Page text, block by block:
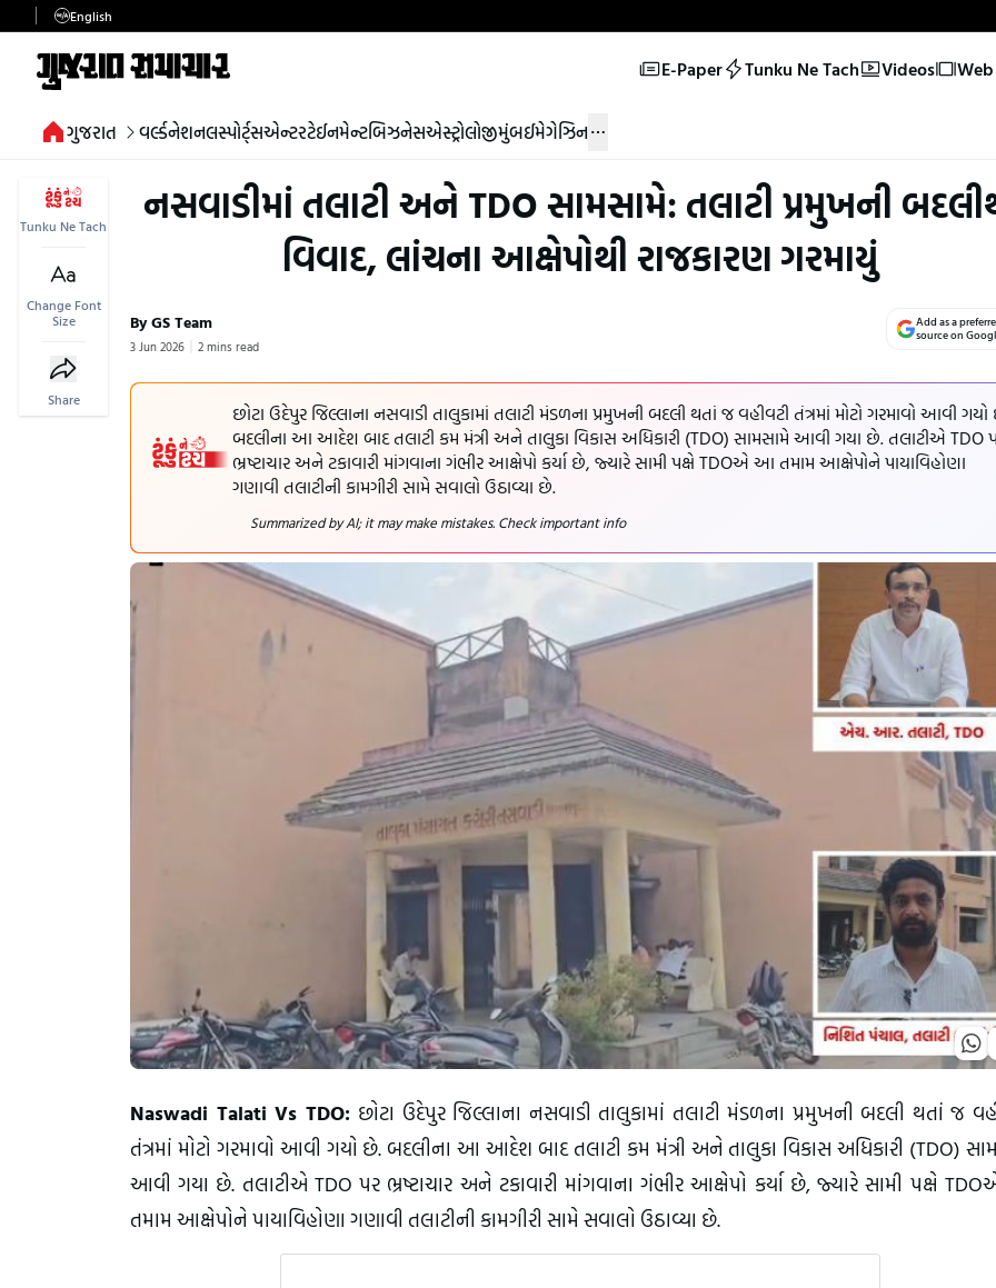
English
E-Paper Tunku Ne Tach Videos
ગુજરાત વર્લ્ડનેશનલસ્પોર્ટ્સએન્ટરટેઈનમેન્ટબિઝનેસએસ્ટ્રોલોજીમુંબઈમેગેઝિન
Tunku Ne Tach
Change Font
Size
Share
નસવાડીમાં તલાટી અને TDO સામસામે: તલાટી પ્રમુખની
વિવાદ, લાંચના આક્ષેપોથી રાજકારણ ગરમાયું
By GS Team
3 Jun 2026 2 mins read
Add as a
source on
છોટા ઉદેપુર જિલ્લાના નસવાડી તાલુકામાં તલાટી મંડળના પ્રમુખની બદલી થતાં જ વહીવટી તંત્રમાં મોટો ગરમાવો આવી
બદલીના આ આદેશ બાદ તલાટી કમ મંત્રી અને તાલુકા વિકાસ અધિકારી (TDO) સામસામે આવી ગયા છે. તલાટીએ TDO
ભ્રષ્ટાચાર અને ટકાવારી માંગવાના ગંભીર આક્ષેપો કર્યા છે, જ્યારે સામી પક્ષે TDOએ આ તમામ આક્ષેપોને પાયાવિહોણા
ગણાવી તલાટીની કામગીરી સામે સવાલો ઉઠાવ્યા છે.
Summarized by AI; it may make mistakes. Check important info
Naswadi Talati Vs TDO: છોટા ઉદેપુર જિલ્લાના નસવાડી તાલુકામાં તલાટી મંડળના પ્રમુખની બદલી થતાં જ
તંત્રમાં મોટો ગરમાવો આવી ગયો છે. બદલીના આ આદેશ બાદ તલાટી કમ મંત્રી અને તાલુકા વિકાસ અધિકારી (TDO)
આવી ગયા છે. તલાટીએ TDO પર ભ્રષ્ટાચાર અને ટકાવારી માંગવાના ગંભીર આક્ષેપો કર્યા છે, જ્યારે સામી પક્ષે
તમામ આક્ષેપોને પાયાવિહોણા ગણાવી તલાટીની કામગીરી સામે સવાલો ઉઠાવ્યા છે.